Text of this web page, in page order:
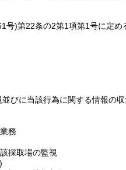
号)第22条の2第1項第1号に定
びに当該行為に関する情報の
務
採取場の監視